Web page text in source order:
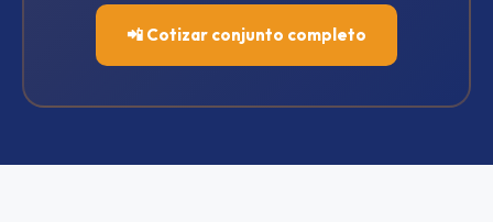
📲 Cotizar conjunto completo